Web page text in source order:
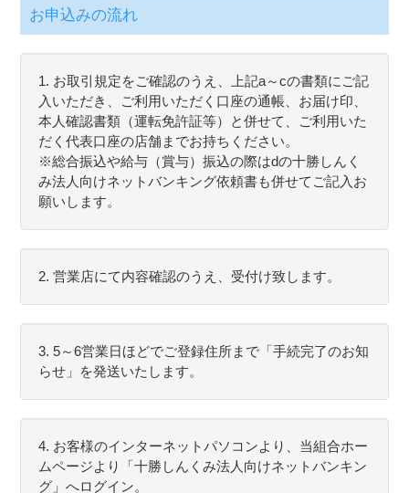
お申込みの流れ
1. お取引規定をご確認のうえ、上記a～cの書類にご記
入いただき、ご利用いただく口座の通帳、お届け印、
本人確認書類（運転免許証等）と併せて、ご利用いた
だく代表口座の店舗までお持ちください。
※総合振込や給与（賞与）振込の際はdの十勝しんく
み法人向けネットバンキング依頼書も併せてご記入お
願いします。
2. 営業店にて内容確認のうえ、受付け致します。
3. 5～6営業日ほどでご登録住所まで「手続完了のお知
らせ」を発送いたします。
4. お客様のインターネットパソコンより、当組合ホー
ムページより「十勝しんくみ法人向けネットバンキン
グ」へログイン。